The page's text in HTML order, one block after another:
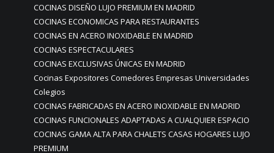
COCINAS DISEÑO LUJO PREMIUM EN MADRID
COCINAS ECONOMICAS PARA RESTAURANTES
COCINAS EN ACERO INOXIDABLE EN MADRID
COCINAS ESPECTACULARES
COCINAS EXCLUSIVAS ÚNICAS EN MADRID
Cocinas Expositores Comedores Empresas Universidades
Colegios
COCINAS FABRICADAS EN ACERO INOXIDABLE EN MADRID
COCINAS FUNCIONALES ADAPTADAS A CUALQUIER ESPACIO
COCINAS GAMA ALTA PARA CHALETS CASAS HOGARES LUJO
PREMIUM